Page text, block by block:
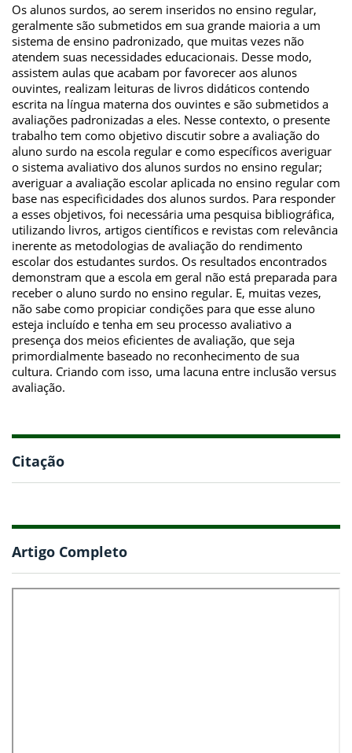
Os alunos surdos, ao serem inseridos no ensino regular,
geralmente são submetidos em sua grande maioria a um
sistema de ensino padronizado, que muitas vezes não
atendem suas necessidades educacionais. Desse modo,
assistem aulas que acabam por favorecer aos alunos
ouvintes, realizam leituras de livros didáticos contendo
escrita na língua materna dos ouvintes e são submetidos a
avaliações padronizadas a eles. Nesse contexto, o presente
trabalho tem como objetivo discutir sobre a avaliação do
aluno surdo na escola regular e como específicos averiguar
o sistema avaliativo dos alunos surdos no ensino regular;
averiguar a avaliação escolar aplicada no ensino regular com
base nas especificidades dos alunos surdos. Para responder
a esses objetivos, foi necessária uma pesquisa bibliográfica,
utilizando livros, artigos científicos e revistas com relevância
inerente as metodologias de avaliação do rendimento
escolar dos estudantes surdos. Os resultados encontrados
demonstram que a escola em geral não está preparada para
receber o aluno surdo no ensino regular. E, muitas vezes,
não sabe como propiciar condições para que esse aluno
esteja incluído e tenha em seu processo avaliativo a
presença dos meios eficientes de avaliação, que seja
primordialmente baseado no reconhecimento de sua
cultura. Criando com isso, uma lacuna entre inclusão versus
avaliação.
Citação
Artigo Completo